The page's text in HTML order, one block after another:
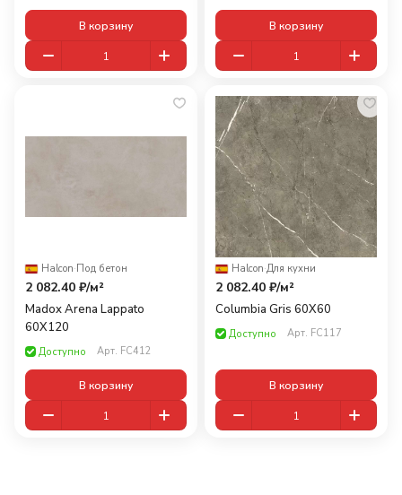
В корзину В корзину
Halcon·Под бетон
2 082.40 ₽/м²
Madox Arena Lappato
60X120
Доступно Арт. FC412
В корзину
Halcon·Для кухни
2 082.40 ₽/м²
Columbia Gris 60X60
Доступно Арт. FC117
В корзину